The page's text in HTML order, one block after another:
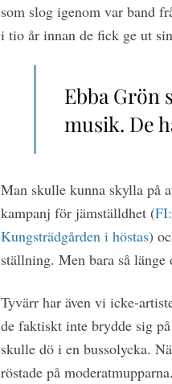
som slog igenom var band
i tio år innan de fick ge ut
Ebba Grön
musik. De
Man skulle kunna skylla på
kampanj för jämställdhet (
Kungsträdgården i höstas)
ställning. Men bara så
Tyvärr har även vi icke-
de faktiskt inte brydde sig
skulle dö i en bussolycka.
röstade på